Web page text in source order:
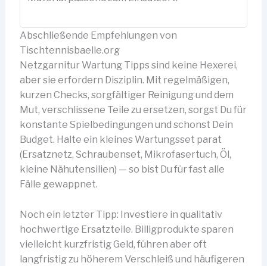
Abschließende Empfehlungen von
Tischtennisbaelle.org
Netzgarnitur Wartung Tipps sind keine Hexerei,
aber sie erfordern Disziplin. Mit regelmäßigen,
kurzen Checks, sorgfältiger Reinigung und dem
Mut, verschlissene Teile zu ersetzen, sorgst Du für
konstante Spielbedingungen und schonst Dein
Budget. Halte ein kleines Wartungsset parat
(Ersatznetz, Schraubenset, Mikrofasertuch, Öl,
kleine Nähutensilien) — so bist Du für fast alle
Fälle gewappnet.
Noch ein letzter Tipp: Investiere in qualitativ
hochwertige Ersatzteile. Billigprodukte sparen
vielleicht kurzfristig Geld, führen aber oft
langfristig zu höherem Verschleiß und häufigeren